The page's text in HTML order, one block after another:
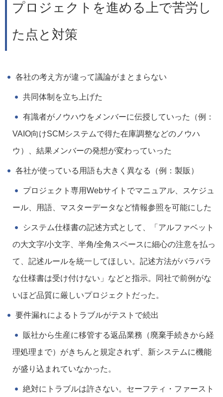
プロジェクトを進める上で苦労し
た点と対策
各社の考え方が違って議論がまとまらない
共同体制を立ち上げた
有識者がノウハウをメンバーに伝授していった（例：
VAIO向けSCMシステムで得た在庫調整などのノウハ
ウ）、結果メンバーの発想が変わっていった
各社が使っている用語も大きく異なる（例：製販）
プロジェクト専用Webサイトでマニュアル、スケジュ
ール、用語、マスターデータなど情報参照を可能にした
システム仕様書の記述方式として、「アルファベット
の大文字/小文字、半角/全角スペースに細心の注意を払っ
て、記述ルールを統一してほしい。記述方法がバラバラ
な仕様書は受け付けない」などと指示。同社で前例がな
いほど品質に厳しいプロジェクトだった。
要件漏れによるトラブルがテストで続出
販社から生産に移管する返品業務（廃棄手続きから経
理処理まで）がきちんと規定されず、新システムに機能
が盛り込まれていなかった。
絶対にトラブルは許さない。セーフティ・ファースト